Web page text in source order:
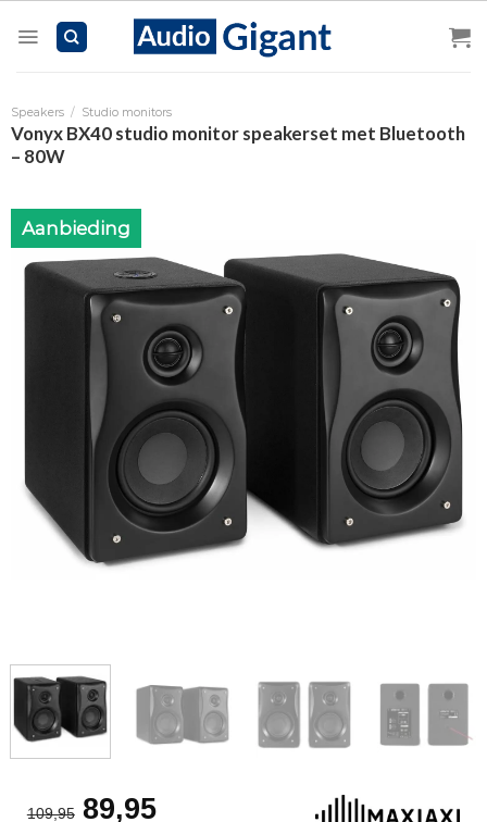
Speakers / Studio monitors
Vonyx BX40 studio monitor speakerset met Bluetooth
– 80W
Aanbieding
109,95 Oorspronkelijke
89,95Huidige